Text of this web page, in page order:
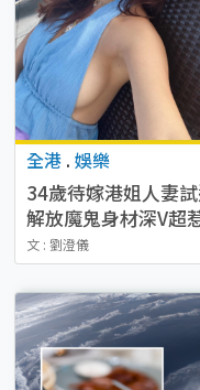
全港 . 娛樂
34歲待嫁港姐人妻
解放魔鬼身材深V超
文 : 劉澄儀